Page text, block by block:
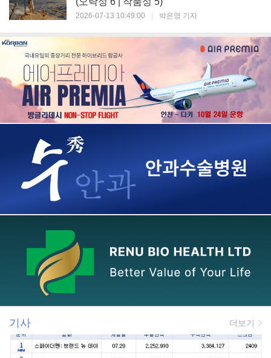
2026-07-13 10:49:00 박은영 기자
기사 더보기